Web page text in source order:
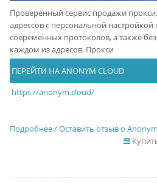
Проверенный сервис продажи
адрессов с персональной
современных протоколов, а также
каждом из адресов. Прокси
ПЕРЕЙТИ НА ANONYM CLOUD
https://anonym.cloud/
Подробнее / Оставить отзыв о